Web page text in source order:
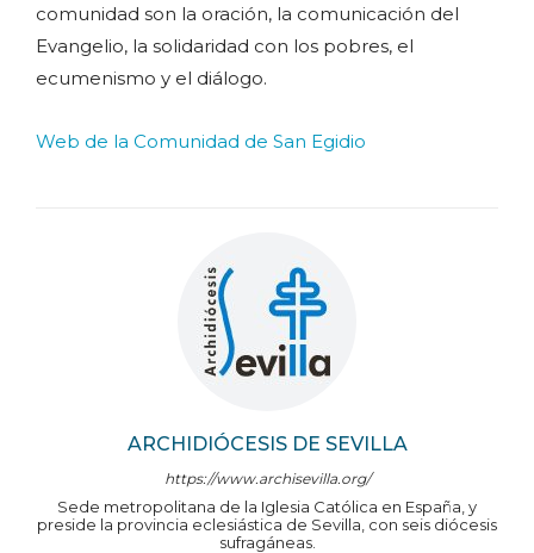
ARCHIDIÓCESIS DE SEVILLA
https://www.archisevilla.org/
Sede metropolitana de la Iglesia Católica en España, y
preside la provincia eclesiástica de Sevilla, con seis diócesis
sufragáneas.
comunidad son la oración, la comunicación del
Evangelio, la solidaridad con los pobres, el
ecumenismo y el diálogo.
Web de la Comunidad de San Egidio